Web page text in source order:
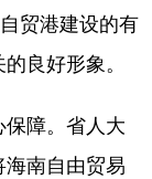
贸港建设的有
良好形象。
障。省人大
南自由贸易